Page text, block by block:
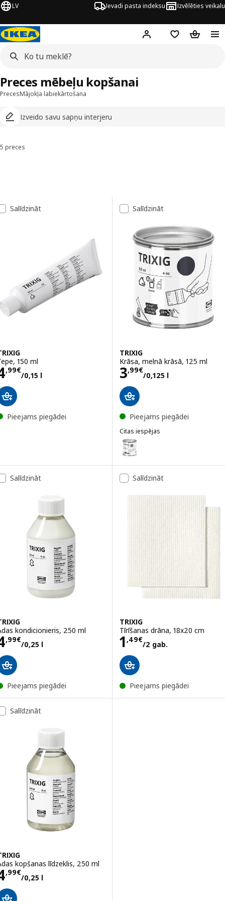
LV Ievadi pasta indeksu Izvēlēties veikalu
Hej! Pierakstīties
PirkumuPirkumu
PrecesMājokļa labiekārtošana
Izveido savu sapņu interjeru
Preces mēbeļu kopšanai
Kārtot un filtrēt
5 preces
Rezultātu saraksts
Salīdzināt
150 ml
,99€
/0,15 l4,99€/0,15 l
Pieejams piegādei
Salīdzināt
TRIXIG
Krāsa, melnā krāsā, 125 ml
3,99€
/0,125 l
Cena 3,99€/
Pieejams piegādei
Citas iespējas
TRIXIG
Variants: TRIXIG, Krāsa, pelēkā
Salīdzināt
kondicionieris, 250 ml
,99€
/0,25 l4,99€/0,25 l
Pieejams piegādei
Salīdzināt
TRIXIG
Tīrīšanas drāna, 18x20 cm
1,49€
/2 gab.
Cena 1,49€/2
Pieejams piegādei
Salīdzināt
kopšanas līdzeklis, 250 ml
,99€
/0,25 l4,99€/0,25 l